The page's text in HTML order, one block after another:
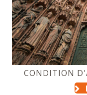
CONDITION